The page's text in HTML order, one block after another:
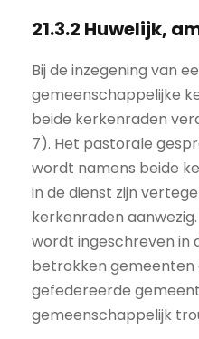
21.3.2 Huwelijk,
Bij de inzegening van
gemeenschappelijke
beide kerkenraden
7). Het pastorale
wordt namens beide
in de dienst zijn
kerkenraden
wordt ingeschreven in
betrokken gemeenten
gefedereerde
gemeenschappelijk